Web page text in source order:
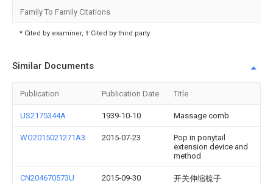
Family To Family Citations
* Cited by examiner, † Cited by third party
Similar Documents
Publication Publication Date Title
US2175344A 1939-10-10 Massage comb
WO2015021271A3 2015-07-23
Pop in ponytail
extension device and
method
CN204670573U 2015-09-30 开关伸缩梳子